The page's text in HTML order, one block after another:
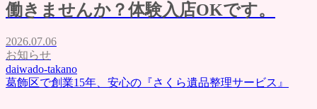
働きませんか？体験入店OKです。
2026.07.06
お知らせ
daiwado-takano
葛飾区で創業15年、安心の『さくら遺品整理サービス』